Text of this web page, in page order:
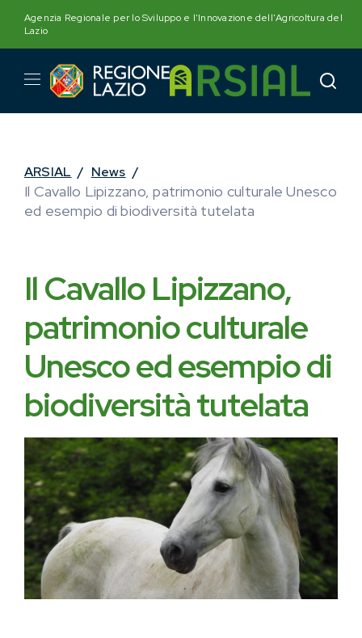
content
Agenzia Regionale per lo Sviluppo e l'Innovazione dell'Agricoltura del
Lazio
ARSIAL / News /
Il Cavallo Lipizzano, patrimonio culturale Unesco
ed esempio di biodiversità tutelata
Il Cavallo Lipizzano,
patrimonio culturale
Unesco ed esempio di
biodiversità tutelata